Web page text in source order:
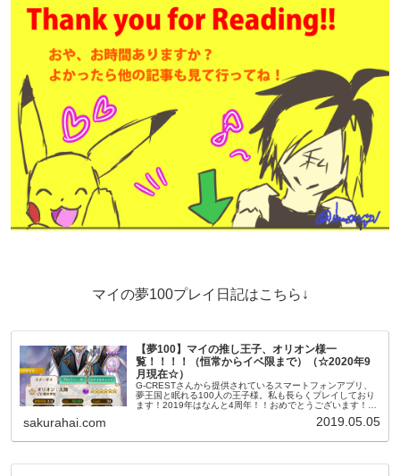
マイの夢100プレイ日記はこちら↓
【夢100】マイの推し王子、オリオン様一
覧！！！！（恒常からイベ限まで）（☆2020年9
月現在☆）
G-CRESTさんから提供されているスマートフォンアプリ、
夢王国と眠れる100人の王子様。私も長らくプレイしており
ます！2019年はなんと4周年！！おめでとうございます！今
sakurahai.com 2019.05.05